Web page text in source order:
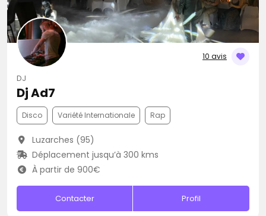
10 avis
DJ
Dj Ad7
Disco Variété Internationale Rap
Luzarches (95)
Déplacement jusqu’à 300 kms
À partir de 900€
Contacter Profil